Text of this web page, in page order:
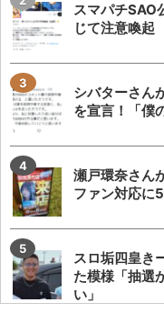
スマパチSAO
じて注意喚起
シバターさん
を宣言！「僕
瀬戸環奈さん
ファン対応に
スロ垢四皇き
た模様「抽選
い」